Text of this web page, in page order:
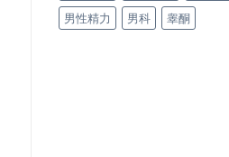
男性精力
男科 睾酮